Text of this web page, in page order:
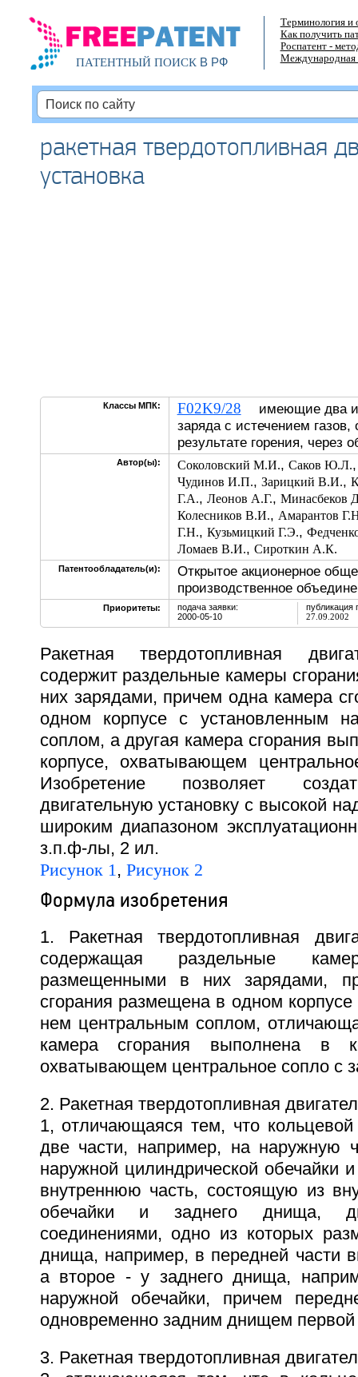
ПАТЕНТНЫЙ ПОИСКВ РФ
Терминология и
Как получить
Роспатент -
Международная
ракетная твердотопливная
установка
Классы МПК: F02K9/28 имеющие два и
заряда с истечением
результате горения, через
Автор(ы): Соколовский М.И., Саков Ю.Л.
Чудинов И.П., Зарицкий В.И.,
Г.А., Леонов А.Г., Минасбеков
Колесников В.И., Амарантов
Г.Н., Кузьмицкий Г.Э.,
Ломаев В.И., Сироткин А.К.
Патентообладатель(и):
Открытое акционерное
производственное
Приоритеты:
подача заявки:
2000-05-10
публикация
27.09.2002
Ракетная твердотопливная
содержит раздельные камеры
них зарядами, причем одна камера
одном корпусе с установленным
соплом, а другая камера сгорания
корпусе, охватывающем
Изобретение позволяет
двигательную установку с высокой
широким диапазоном
з.п.ф-лы, 2 ил.
Рисунок 1, Рисунок 2
Формула изобретения
1. Ракетная твердотопливная
содержащая раздельные
размещенными в них зарядами,
сгорания размещена в одном
нем центральным соплом,
камера сгорания выполнена в
охватывающем центральное сопло с
2. Ракетная твердотопливная
1, отличающаяся тем, что
две части, например, на наружную
наружной цилиндрической обечайки
внутреннюю часть, состоящую из
обечайки и заднего днища,
соединениями, одно из которых
днища, например, в передней части
а второе - у заднего днища,
наружной обечайки, причем
одновременно задним днищем первой
3. Ракетная твердотопливная